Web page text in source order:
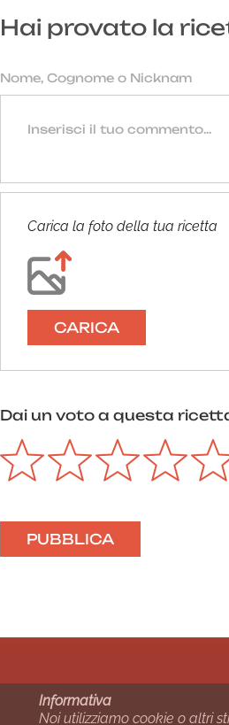
Hai provato la
Carica la foto della tua ricetta
CARICA
Dai un voto a questa
Informativa
Noi utilizziamo cookie o altri